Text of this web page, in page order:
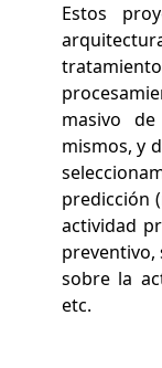
Estos
masivo
mismos, y
predicción
actividad
preventivo,
sobre la
etc.